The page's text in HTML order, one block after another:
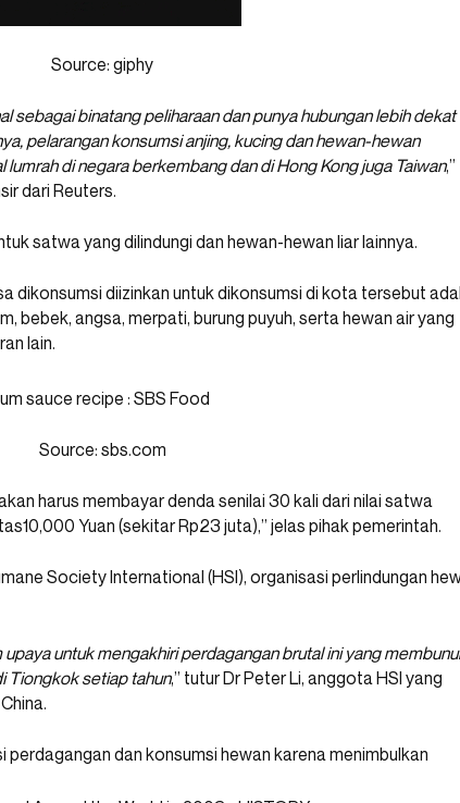
Source: giphy
sebagai binatang peliharaan dan punya hubungan lebih dekat
pelarangan konsumsi anjing, kucing dan hewan-hewan
lumrah di negara berkembang dan di Hong Kong juga Taiwan,”
dari Reuters.
satwa yang dilindungi dan hewan-hewan liar lainnya.
dikonsumsi diizinkan untuk dikonsumsi di kota tersebut
bebek, angsa, merpati, burung puyuh, serta hewan air yang
lain.
Source: sbs.com
harus membayar denda senilai 30 kali dari nilai satwa
Yuan (sekitar Rp23 juta),” jelas pihak pemerintah.
Society International (HSI), organisasi perlindungan
untuk mengakhiri perdagangan brutal ini yang
Tiongkok setiap tahun,” tutur Dr Peter Li, anggota HSI yang
perdagangan dan konsumsi hewan karena menimbulkan